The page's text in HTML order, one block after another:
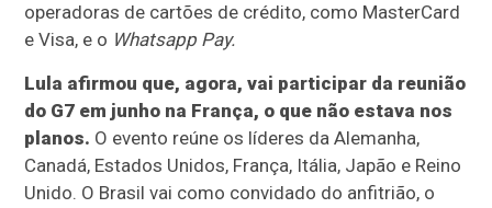
operadoras de cartões de crédito, como MasterCard
e Visa, e o Whatsapp Pay.
Lula afirmou que, agora, vai participar da reunião
do G7 em junho na França, o que não estava nos
planos. O evento reúne os líderes da Alemanha,
Canadá, Estados Unidos, França, Itália, Japão e Reino
Unido. O Brasil vai como convidado do anfitrião, o